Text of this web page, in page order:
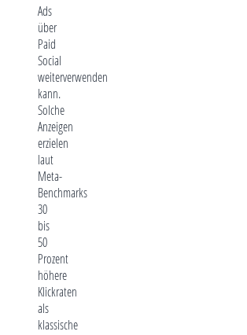
Ads
über
Paid
Social
weiterverwenden
kann.
Solche
Anzeigen
erzielen
laut
Meta-
Benchmarks
30
bis
50
Prozent
höhere
Klickraten
als
klassische